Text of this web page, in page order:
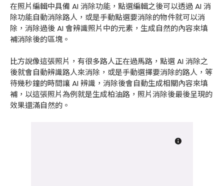
在照片編輯中具備 AI 消除功能，點選編輯之後可以透過 AI 消
除功能自動消除路人，或是手動點選要消除的物件就可以消
除，消除過後 AI 會辨識照片中的元素，生成自然的內容來填
補消除後的區塊。
比方說像這張照片，有很多路人正在過馬路，點選 AI 消除之
後就會自動辨識路人來消除，或是手動選擇要消除的路人，等
待幾秒鐘的時間讓 AI 辨識，消除後會自動生成相關內容來填
補，以這張照片為例就是生成柏油路，照片消除後最後呈現的
效果還滿自然的。